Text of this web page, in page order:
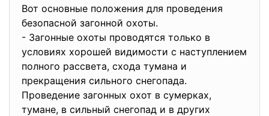
Вот основные положения для проведения
безопасной загонной охоты.
- Загонные охоты проводятся только в
условиях хорошей видимости с наступлением
полного рассвета, схода тумана и
прекращения сильного снегопада.
Проведение загонных охот в сумерках,
тумане, в сильный снегопад и в других